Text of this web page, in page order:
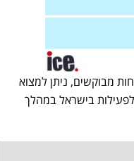
מבוקשים, ניתן למצוא
בישראל במהלך